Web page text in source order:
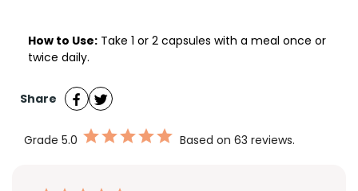
How to Use: Take 1 or 2 capsules with a meal once or
twice daily.
Share
Grade 5.0 Based on 63 reviews.